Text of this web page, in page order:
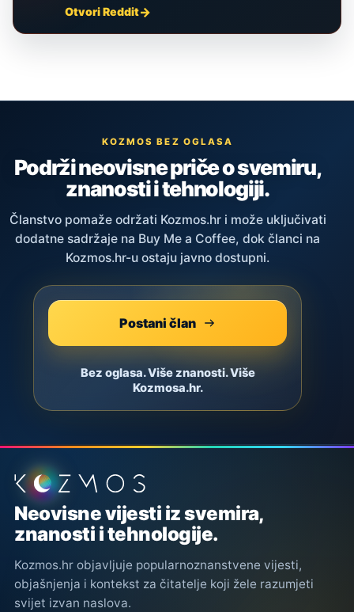
Otvori Reddit
KOZMOS BEZ OGLASA
Podrži neovisne priče o svemiru,
znanosti i tehnologiji.
Članstvo pomaže održati Kozmos.hr i može uključivati
dodatne sadržaje na Buy Me a Coffee, dok članci na
Kozmos.hr-u ostaju javno dostupni.
Postani član
Bez oglasa. Više znanosti. Više
Kozmosa.hr.
Podnožje stranice
Neovisne vijesti iz svemira,
znanosti i tehnologije.
Kozmos.hr objavljuje popularnoznanstvene vijesti,
objašnjenja i kontekst za čitatelje koji žele razumjeti
svijet izvan naslova.